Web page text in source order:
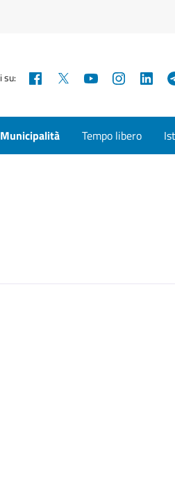
su: Facebook YouTube
Municipalità Tempo libero